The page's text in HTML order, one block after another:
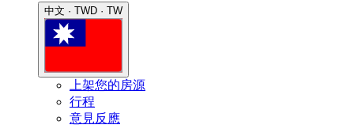
中文 · TWD · TW
上架您的房源
行程
意見反應